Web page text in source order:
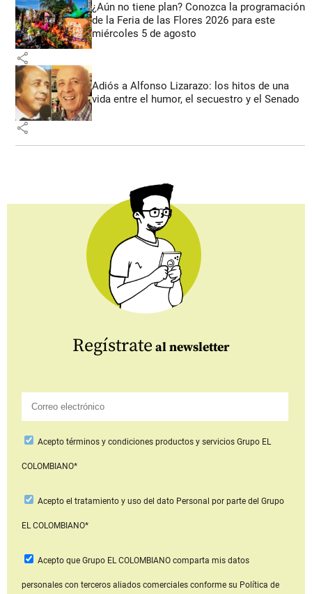
¿Aún no tiene plan? Conozca la programación
de la Feria de las Flores 2026 para este
miércoles 5 de agosto
share
Adiós a Alfonso Lizarazo: los hitos de una
vida entre el humor, el secuestro y el Senado
share
Regístrate al newsletter
Aceptotérminos y condiciones productos y serviciosGrupo EL
COLOMBIANO*
Acepto el tratamiento y uso del dato Personal por parte del Grupo
EL COLOMBIANO*
Acepto que Grupo EL COLOMBIANOcomparta mis datos
personales con terceros aliados comerciales conforme su Política de